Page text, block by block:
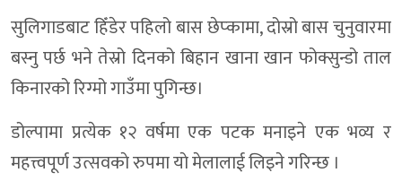
सुलिगाडबाट हिँडेर पहिलो बास छेप्कामा, दोस्रो बास चुनुवारमा
बस्नु पर्छ भने तेस्रो दिनको बिहान खाना खान फोक्सुन्डो ताल
किनारको रिग्मो गाउँमा पुगिन्छ।
डोल्पामा प्रत्येक १२ वर्षमा एक पटक मनाइने एक भव्य र
महत्त्वपूर्ण उत्सवकाे रुपमा याे मेलालाई लिइने गरिन्छ ।